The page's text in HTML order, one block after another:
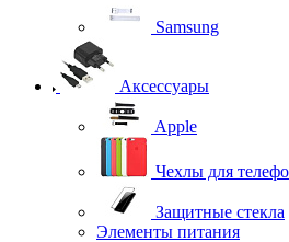
Samsung
Аксессуары
Apple
Чехлы для
Защитные стекла
Элементы питания